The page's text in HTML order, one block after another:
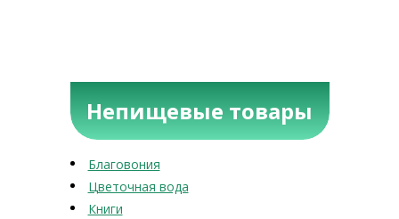
Непищевые товары
Благовония
Цветочная вода
Книги